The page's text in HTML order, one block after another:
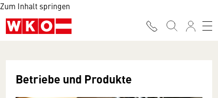
Zum Inhalt springen
Betriebe und Produkte